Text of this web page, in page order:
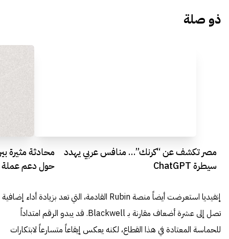
ذو صلة
مصر تكشف عن “كرنك”… منافس عربي يهدد
سيطرة ChatGPT
محادثة مثيرة
حول دعم
إنفيديا استعرضت أيضاً منصة Rubin القادمة، التي تعد بزيادة أداء إضافية
تصل إلى عشرة أضعاف مقارنة بـ Blackwell. قد يبدو الرقم امتداداً
للحماسة المعتادة في هذا القطاع، لكنه يعكس إيقاعاً متسارعاً لابتكارات